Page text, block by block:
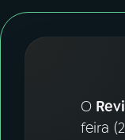
O
feira